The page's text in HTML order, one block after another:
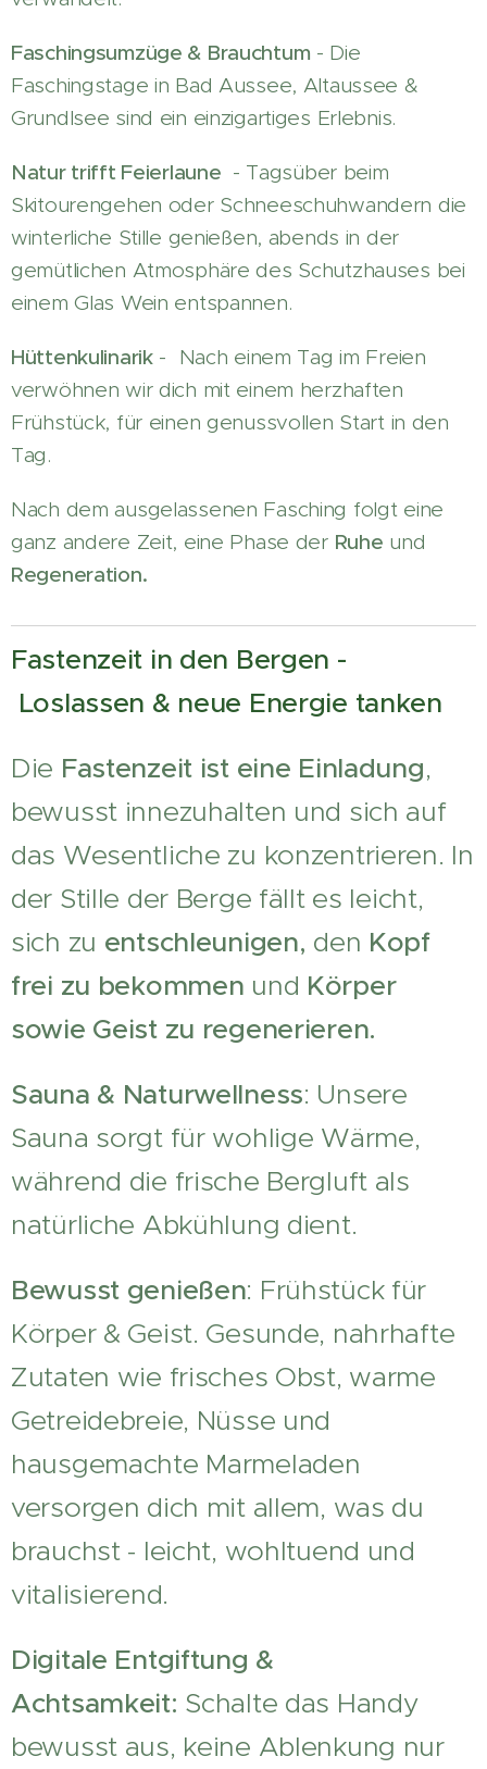
­Faschingsumzüge & Brauchtum - Die
Faschingstage in Bad Aussee, Altaussee &
Grundlsee sind ein einzigartiges Erlebnis.
Natur trifft Feierlaune - Tagsüber beim
Skitourengehen oder Schneeschuhwandern die
winterliche Stille genießen, abends in der
gemütlichen Atmosphäre des Schutzhauses bei
einem Glas Wein entspannen.
Hüttenkulinarik- Nach einem Tag im Freien
verwöhnen wir dich mit einem herzhaften
Frühstück, für einen genussvollen Start in den
Tag.
Nach dem ausgelassenen Fasching folgt eine
ganz andere Zeit, eine Phase der Ruhe und
Regeneration.
Fastenzeit in den Bergen -
Loslassen & neue Energie tanken
Die Fastenzeit ist eine Einladung,
bewusst innezuhalten und sich auf
das Wesentliche zu konzentrieren. In
der Stille der Berge fällt es leicht,
sich zu entschleunigen, den Kopf
frei zu bekommen und Körper
sowie Geist zu regenerieren.
Sauna & Naturwellness: Unsere
Sauna sorgt für wohlige Wärme,
während die frische Bergluft als
natürliche Abkühlung dient.
Bewusst genießen: Frühstück für
Körper & Geist. Gesunde, nahrhafte
Zutaten wie frisches Obst, warme
Getreidebreie, Nüsse und
hausgemachte Marmeladen
versorgen dich mit allem, was du
brauchst - leicht, wohltuend und
vitalisierend.
Digitale Entgiftung &
Achtsamkeit: Schalte das Handy
bewusst aus, keine Ablenkung nur